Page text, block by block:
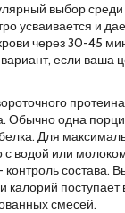
выбор среди
усваивается и
через 30-45
если ваша
протеина
Обычно одна
Для
с водой или
состава.
калорий поступает
смесей.